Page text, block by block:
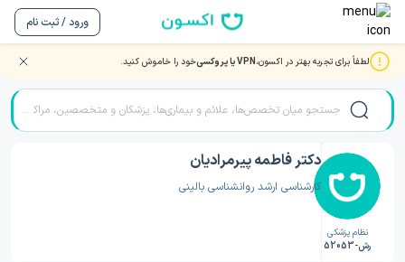
ورود / ثبت نام
لطفاً برای تجربه بهتر در اکسون،VPN یا پروکسی خود را خاموش کنید. صفحه اصلی/دکتر روانشناسی/دکتر فاطمه پیرمرادیان
نظام پزشکی
رش-52053
دکتر فاطمه پیرمرادیان
کارشناسی ارشد روانشناسی بالینی